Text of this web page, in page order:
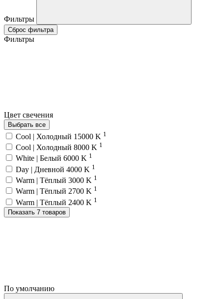
Фильтры
Сброс фильтра
Фильтры
Цвет свечения
Выбрать все
Cool | Холодный 15000 K 1
Cool | Холодный 8000 K 1
White | Белый 6000 K 1
Day | Дневной 4000 K 1
Warm | Тёплый 3000 K 1
Warm | Тёплый 2700 K 1
Warm | Тёплый 2400 K 1
Показать 7 товаров
По умолчанию